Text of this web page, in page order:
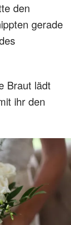
den
gerade
Braut lädt
ihr den